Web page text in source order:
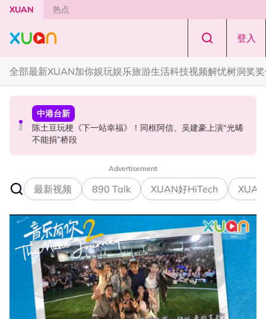
Skip to main content
XUAN 热点
登入
全部最新XUAN加你娱玩娱乐旅游生活科技视频解忧树洞奖
中港台新
陈土豆玩梗《下一站幸福》！同框阿信、吴建豪上演“光晞
不能捐”桥段
演唱会
范玮琪云顶开唱哽咽了！感性告白大马粉丝：我想继续唱
下去
国际星闻
BLACKPINK十周年活动被批太仓促！Jisoo罕见哭泣 当众
落泪道歉！
Advertisement
最新视频 890 Talk XUAN好HiTech